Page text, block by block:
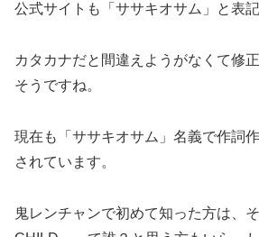
公式サイトも「ササキオサム」と表
カタカナだと間違えようがなくて修
そうですね。
現在も「ササキオサム」名義で作詞
されています。
鬼レンチャンで初めて知った方は、